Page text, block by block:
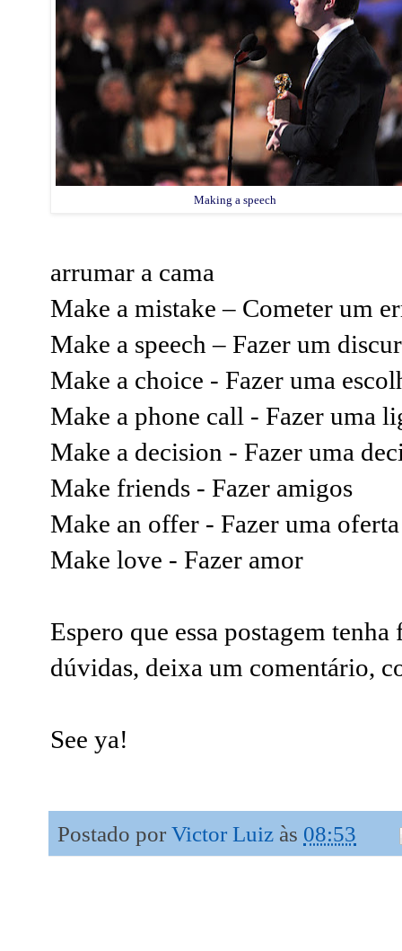
Making a speech
arrumar a cama
Make a mistake – Cometer um
Make a speech – Fazer um
Make a choice - Fazer uma
Make a phone call - Fazer uma
Make a decision - Fazer uma
Make friends - Fazer amigos
Make an offer - Fazer uma oferta
Make love - Fazer amor
Espero que essa postagem
dúvidas, deixa um comentário,
See ya!
Postado por Victor Luiz às 08:53